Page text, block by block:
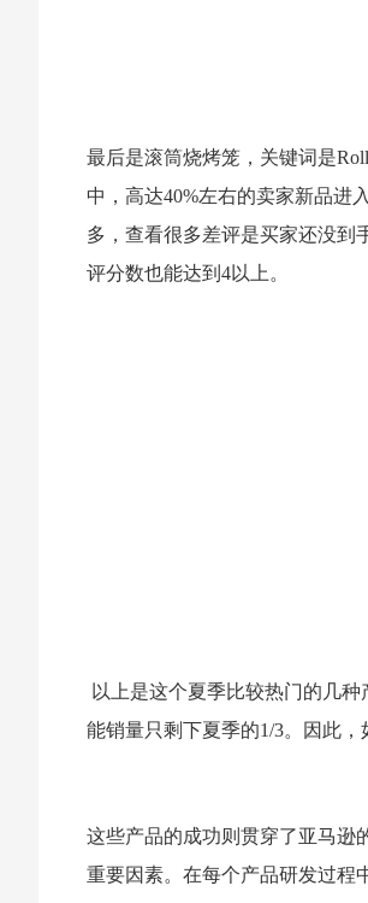
最后是滚筒烧烤笼，关键词是
中，高达40%左右的卖家新品进
多，查看很多差评是买家还没到
评分数也能达到4以上。
以上是这个夏季比较热门的几
能销量只剩下夏季的1/3。因此
这些产品的成功则贯穿了亚马逊
重要因素。在每个产品研发过程